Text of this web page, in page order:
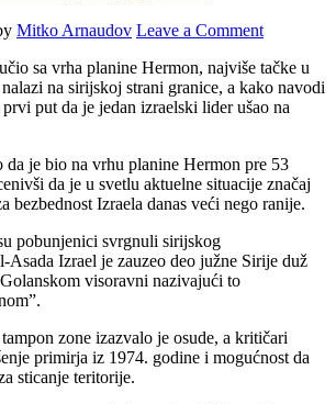
Mitko Arnaudov Leave a Comment
sa vrha planine Hermon, najviše tačke u
na sirijskoj strani granice, a kako navodi
put da je jedan izraelski lider ušao na
da je bio na vrhu planine Hermon pre 53
da je u svetlu aktuelne situacije značaj
bezbednost Izraela danas veći nego ranije.
pobunjenici svrgnuli sirijskog
Asada Izrael je zauzeo deo južne Sirije duž
visoravni nazivajući to
zone izazvalo je osude, a kritičari
primirja iz 1974. godine i mogućnost da
sticanje teritorije.